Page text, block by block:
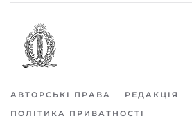
АВТОРСЬКІ ПРАВА РЕДАКЦІЯ
ПОЛІТИКА ПРИВАТНОСТІ